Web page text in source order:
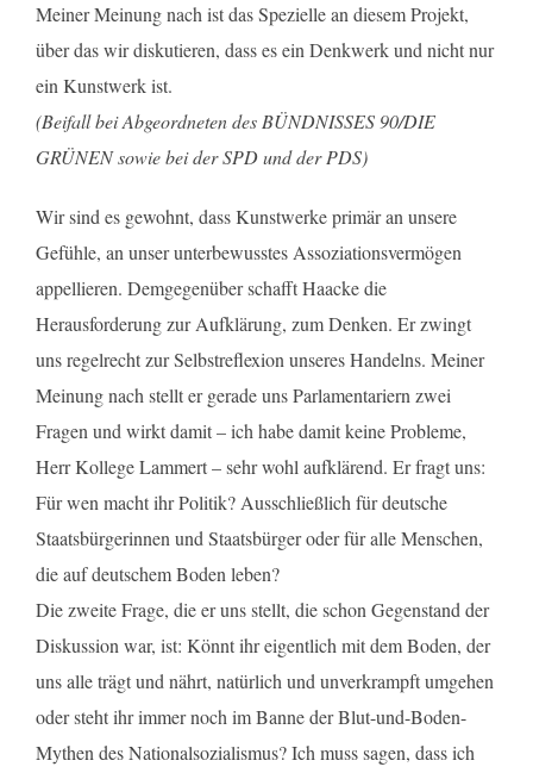
Meiner Meinung nach ist das Spezielle an diesem Projekt,
über das wir diskutieren, dass es ein Denkwerk und nicht nur
ein Kunstwerk ist.
(Beifall bei Abgeordneten des BÜNDNISSES 90/DIE
GRÜNEN sowie bei der SPD und der PDS)
Wir sind es gewohnt, dass Kunstwerke primär an unsere
Gefühle, an unser unterbewusstes Assoziationsvermögen
appellieren. Demgegenüber schafft Haacke die
Herausforderung zur Aufklärung, zum Denken. Er zwingt
uns regelrecht zur Selbstreflexion unseres Handelns. Meiner
Meinung nach stellt er gerade uns Parlamentariern zwei
Fragen und wirkt damit – ich habe damit keine Probleme,
Herr Kollege Lammert – sehr wohl aufklärend. Er fragt uns:
Für wen macht ihr Politik? Ausschließlich für deutsche
Staatsbürgerinnen und Staatsbürger oder für alle Menschen,
die auf deutschem Boden leben?
Die zweite Frage, die er uns stellt, die schon Gegenstand der
Diskussion war, ist: Könnt ihr eigentlich mit dem Boden, der
uns alle trägt und nährt, natürlich und unverkrampft umgehen
oder steht ihr immer noch im Banne der Blut-und-Boden-
Mythen des Nationalsozialismus? Ich muss sagen, dass ich